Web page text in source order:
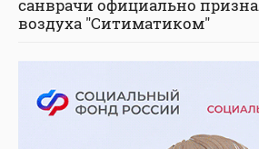
санврачи официально
воздуха "Ситиматиком"